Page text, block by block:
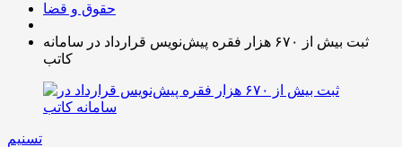
حقوق و قضا
ثبت بیش از ۶۷۰ هزار فقره پیش‌نویس قرارداد در سامانه
کاتب
تسنیم